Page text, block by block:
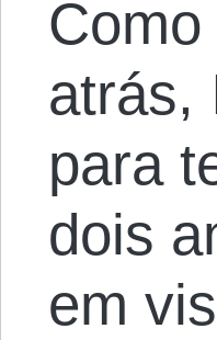
atrás,
para
dois
em